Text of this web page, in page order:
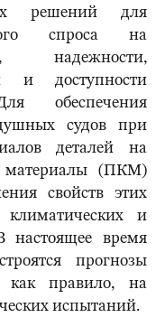
решений для
спроса на
надежности,
и доступности
обеспечения
судов при
деталей на
материалы (ПКМ)
свойств этих
климатических и
настоящее время
прогнозы
как правило, на
испытаний.